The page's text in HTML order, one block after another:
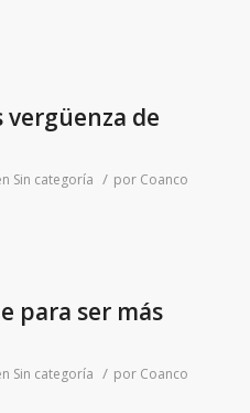
vergüenza de
Sin categoría / por Coanco
para ser más
Sin categoría / por Coanco